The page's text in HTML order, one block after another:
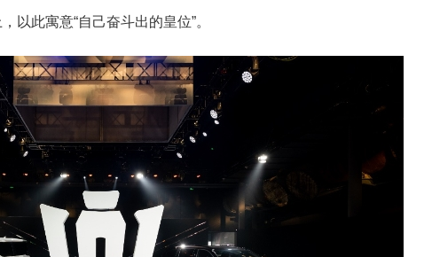
以此寓意“自己奋斗出的皇位”。